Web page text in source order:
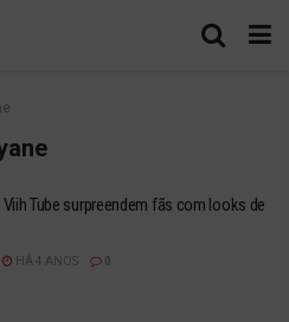
Tube surpreendem fãs com looks de
HÁ 4 ANOS